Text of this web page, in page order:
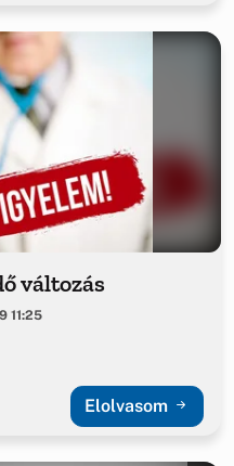
változás
11:25
Elolvasom